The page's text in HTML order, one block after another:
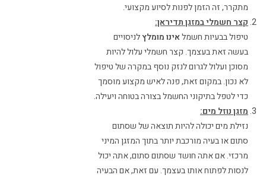
מתקרר, זה הזמן לפנות לסיוע מקצועי.
קצר חשמלי במזגן תדיראן:
טיפול בבעיות חשמלאינו מומלץלניסויים
בעשה זאת בעצמך. קצר חשמלי עלול להיות
מסוכן ועלול לגרום לנזק נוסף במקרה של טיפול
לא נכון. במקום זאת, פנה לאיש מקצוע מוסמך
כדי לטפל בתיקוני החשמל בצורה בטוחה ויעילה.
מזגן נוזל מים:
נזילת מים יכולה להיות תוצאה של שסתום
סתום או בעיה מורכבת יותר בתוך המזגן המיני
מרכזי. אם אתה חושד שסתום סתום, אתה יכול
לנסות לפתוח אותו בעצמך. עם זאת, אם הבעיה